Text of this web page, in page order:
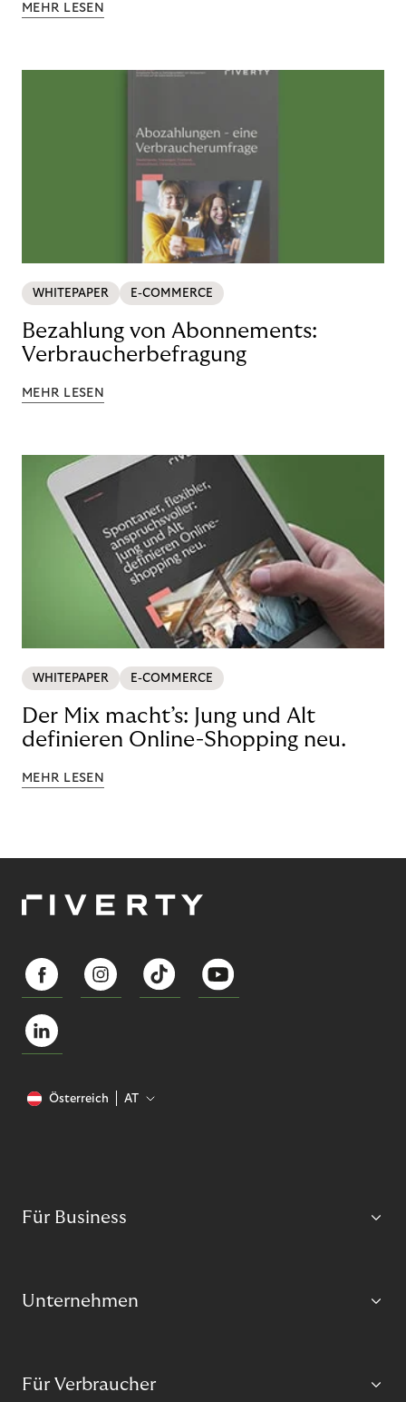
MEHR LESEN
WHITEPAPER E-COMMERCE
Bezahlung von Abonnements:
Verbraucherbefragung
MEHR LESEN
WHITEPAPER E-COMMERCE
Der Mix macht’s: Jung und Alt
definieren Online-Shopping neu.
MEHR LESEN
Österreich AT
Für Business
Unternehmen
Für Verbraucher